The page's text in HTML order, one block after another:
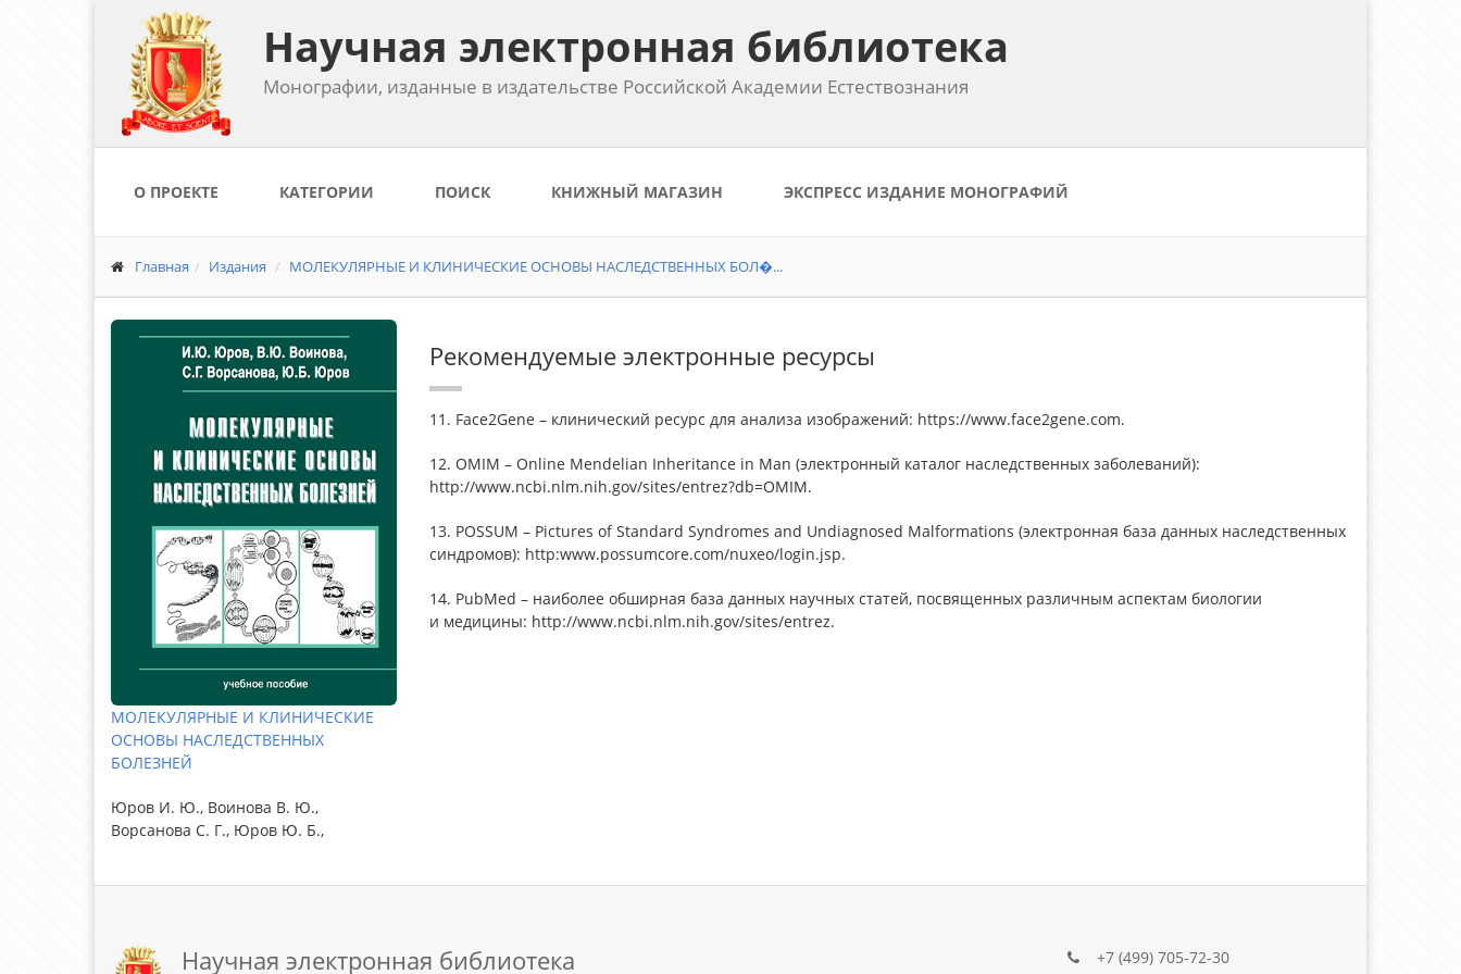
Научная электронная библиотека
Монографии, изданные в издательстве Российской Академии Естествознания
О ПРОЕКТЕ КАТЕГОРИИ ПОИСК КНИЖНЫЙ МАГАЗИН ЭКСПРЕСС ИЗДАНИЕ МОНОГРАФИЙ
Главная Издания МОЛЕКУЛЯРНЫЕ И КЛИНИЧЕСКИЕ ОСНОВЫ НАСЛЕДСТВЕННЫХ БОЛ�...
МОЛЕКУЛЯРНЫЕ И КЛИНИЧЕСКИЕ
ОСНОВЫ НАСЛЕДСТВЕННЫХ
БОЛЕЗНЕЙ
Юров И. Ю., Воинова В. Ю.,
Ворсанова С. Г., Юров Ю. Б.,
Рекомендуемые электронные ресурсы
11. Face2Gene – клинический ресурс для анализа изображений: https://www.face2gene.com.
12. OMIM – Online Mendelian Inheritance in Man (электронный каталог наследственных заболеваний):
http://www.ncbi.nlm.nih.gov/sites/entrez?db=OMIM.
13. POSSUM – Pictures of Standard Syndromes and Undiagnosed Malformations (электронная база данных наследственных
синдромов): http:www.possumcore.com/nuxeo/login.jsp.
14. PubMed – наиболее обширная база данных научных статей, посвященных различным аспектам биологии
и медицины: http://www.ncbi.nlm.nih.gov/sites/entrez.
Научная электронная библиотека +7 (499) 705-72-30